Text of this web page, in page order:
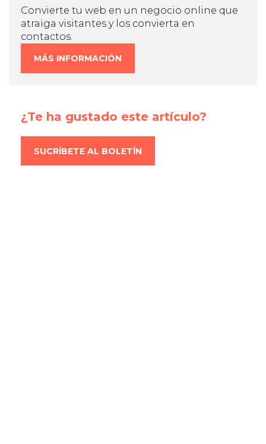
Convierte tu web en un negocio online que
atraiga visitantes y los convierta en
contactos.
MÁS INFORMACIÓN
¿Te ha gustado este artículo?
SUCRÍBETE AL BOLETÍN